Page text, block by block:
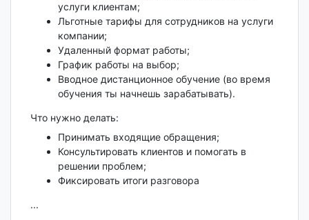
услуги клиентам;
Льготные тарифы для сотрудников на услуги
компании;
Удаленный формат работы;
График работы на выбор;
Вводное дистанционное обучение (во время
обучения ты начнешь зарабатывать).
Что нужно делать:
Принимать входящие обращения;
Консультировать клиентов и помогать в
решении проблем;
Фиксировать итоги разговора
...